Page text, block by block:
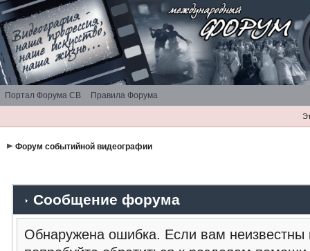
Портал Форума СВ Правила Форума
Форум событийной видеографии
Сообщение форума
Обнаружена ошибка. Если вам